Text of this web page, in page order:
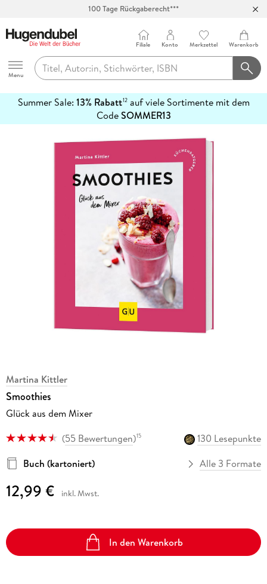
100 Tage Rückgaberecht***
Hugendubel
Menu
Filiale Konto Merkzettel Warenkorb
Summer Sale: 13% Rabatt12auf viele Sortimente mit dem
CodeSOMMER13
erfahren
Martina Kittler
Smoothies
Glück aus dem Mixer
(55 Bewertungen)15
130 Lesepunkte
Buch (kartoniert)
Alle 3 Formate
12,99 € inkl. Mwst.
In den Warenkorb